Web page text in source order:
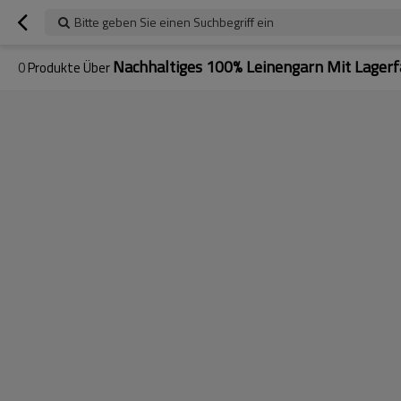
Bitte geben Sie einen Suchbegriff ein
0Produkte ÜberNachhaltiges 100% Leinengarn Mit